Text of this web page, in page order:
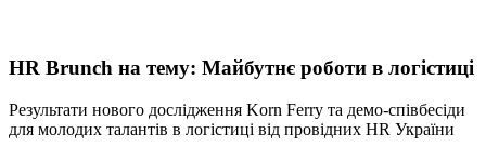
HR Brunch на тему: Майбутнє роботи в логістиці
Результати нового дослідження Korn Ferry та демо-співбесіди
для молодих талантів в логістиці від провідних HR України